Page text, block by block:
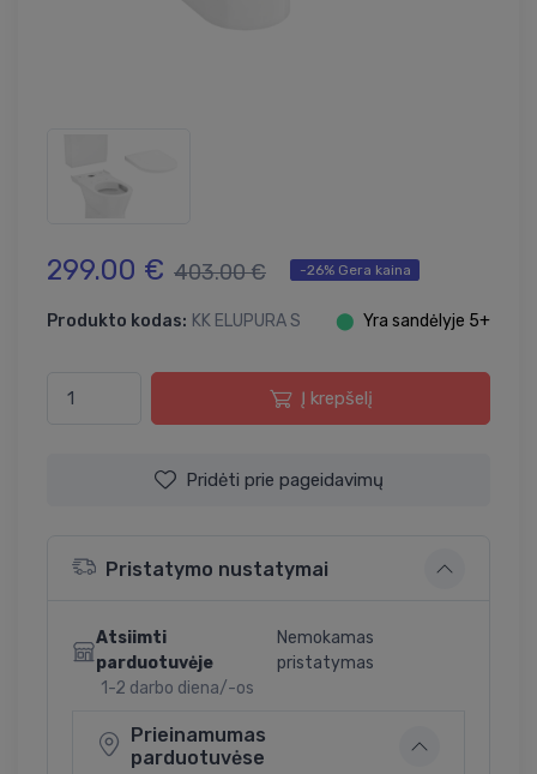
299.00 € 403.00 € -26% Gera kaina
Produkto kodas: KK ELUPURA S ⬤ Yra sandėlyje 5+
Į krepšelį
Pridėti prie pageidavimų
Pristatymo nustatymai
Atsiimti
parduotuvėje
1-2 darbo diena/-os
Nemokamas
pristatymas
Prieinamumas
parduotuvėse